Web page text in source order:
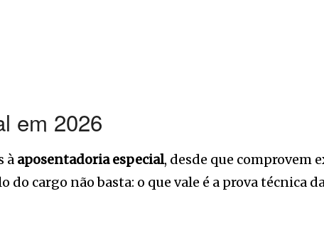
em 2026
à aposentadoria especial, desde que comprovem
cargo não basta: o que vale é a prova técnica